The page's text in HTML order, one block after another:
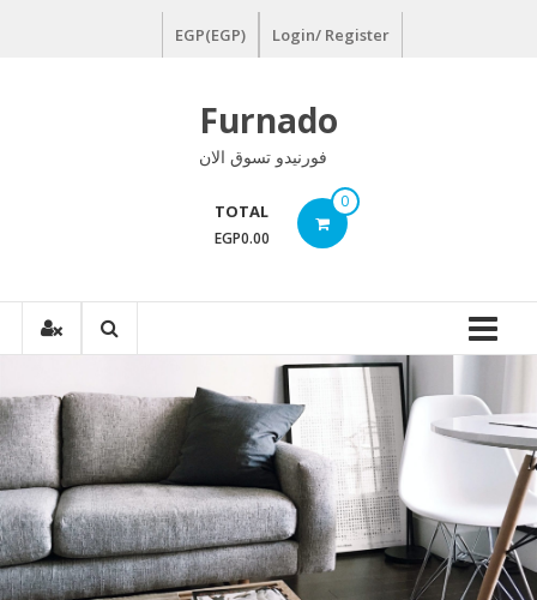
Login/ Register
EGP(EGP)
Furnado
فورنيدو تسوق الان
0
TOTAL
EGP0.00